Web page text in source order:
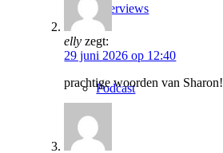
Interviews
Podcast
elly zegt:
29 juni 2026 op 12:40
prachtige woorden van Sharon!